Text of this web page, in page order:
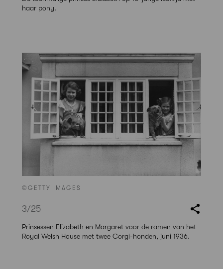
haar pony.
©GETTY IMAGES
3/25
Prinsessen Elizabeth en Margaret voor de ramen van het
Royal Welsh House met twee Corgi-honden, juni 1936.